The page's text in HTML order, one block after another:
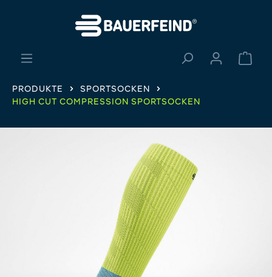
PRODUKTE
SPORTSOCKEN
HIGH CUT COMPRESSION SPORTSOCKEN